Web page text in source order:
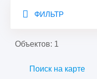
ФИЛЬТР
Объектов: 1
Поиск на карте